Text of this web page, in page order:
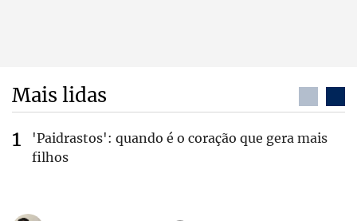
Mais lidas
'Paidrastos': quando é o coração que gera mais
filhos